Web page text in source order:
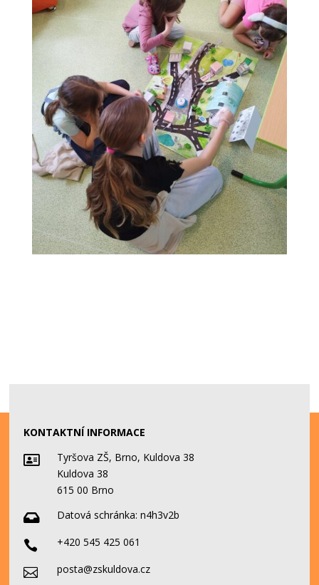
KONTAKTNÍ INFORMACE

Tyršova ZŠ, Brno, Kuldova 38
Kuldova 38
615 00 Brno
 Datová schránka:n4h3v2b
 +420 545 425 061
 posta@zskuldova.cz